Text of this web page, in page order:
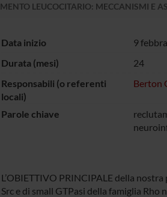
LEUCOCITARIO: MECCANISMI E
Data inizio
9
Durata (mesi)
24
Responsabili (o referenti
locali)
Berton
Parole chiave
L’OBIETTIVO PRINCIPALE della
Src e di small GTPasi della famiglia